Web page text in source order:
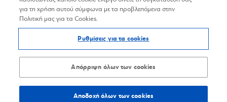
Προσωπικά Δεδομένα στον Διαδικτυακό Τόπο
Δήλωση Προσβασιμότητας
Sitemap
για τη χρήση αυτού σύμφωνα με τα προβλεπόμενα στην
Πολιτική μας για τα Cookies.
Ρυθμίσεις για τα cookies
Απόρριψη όλων των cookies
Αποδοχή όλων των cookies